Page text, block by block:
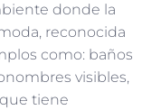
donde la
reconocida
como: baños
visibles,
tiene